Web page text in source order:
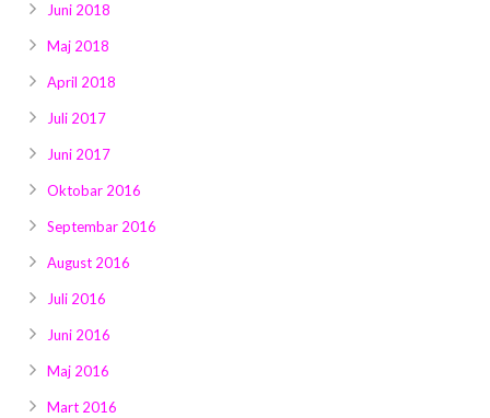
Juni 2018
Maj 2018
April 2018
Juli 2017
Juni 2017
Oktobar 2016
Septembar 2016
August 2016
Juli 2016
Juni 2016
Maj 2016
Mart 2016